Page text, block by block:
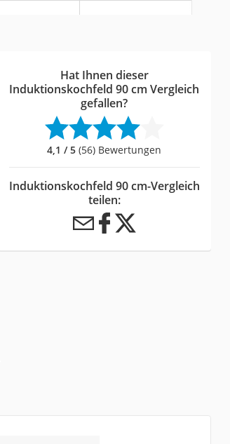
Hat Ihnen dieser
Induktionskochfeld 90 cm Vergleich
gefallen?
4,1 / 5 (56) Bewertungen
Induktionskochfeld 90 cm-Vergleich
teilen: